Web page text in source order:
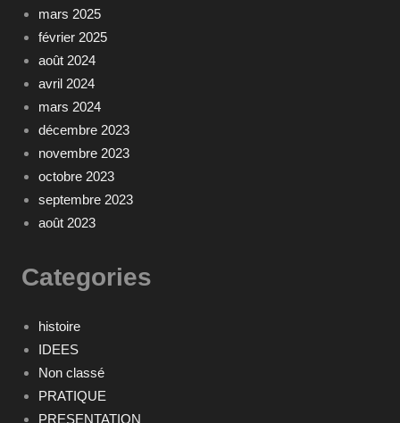
mars 2025
février 2025
août 2024
avril 2024
mars 2024
décembre 2023
novembre 2023
octobre 2023
septembre 2023
août 2023
Categories
histoire
IDEES
Non classé
PRATIQUE
PRESENTATION